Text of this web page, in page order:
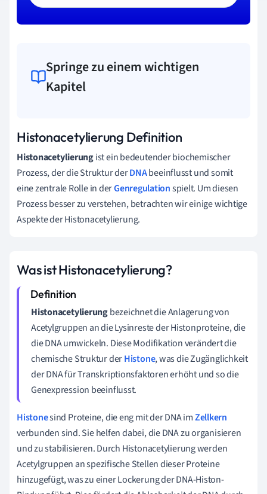
Springe zu einem wichtigen
Kapitel
Histonacetylierung Definition
Histonacetylierungist ein bedeutender biochemischer
Prozess, der die Struktur derDNAbeeinflusst und somit
eine zentrale Rolle in derGenregulationspielt. Um diesen
Prozess besser zu verstehen, betrachten wir einige wichtige
Aspekte der Histonacetylierung.
Was ist Histonacetylierung?
Histonacetylierungbezeichnet die Anlagerung von
Acetylgruppen an die Lysinreste der Histonproteine, die
die DNA umwickeln. Diese Modifikation verändert die
chemische Struktur derHistone, was die Zugänglichkeit
der DNA für Transkriptionsfaktoren erhöht und so die
Genexpression beeinflusst.
Histonesind Proteine, die eng mit der DNA imZellkern
verbunden sind. Sie helfen dabei, die DNA zu organisieren
und zu stabilisieren. Durch Histonacetylierung werden
Acetylgruppen an spezifische Stellen dieser Proteine
hinzugefügt, was zu einer Lockerung der DNA-Histon-